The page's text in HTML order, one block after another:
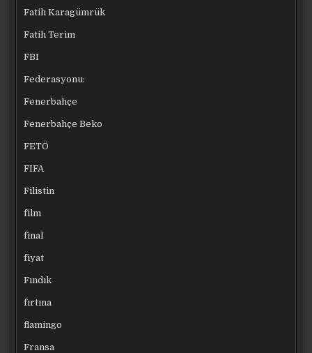
Fatih Karagümrük
Fatih Terim
FBI
Federasyonu:
Fenerbahçe
Fenerbahçe Beko
FETÖ
FIFA
Filistin
film
final
fiyat
Fındık
fırtına
flamingo
Fransa